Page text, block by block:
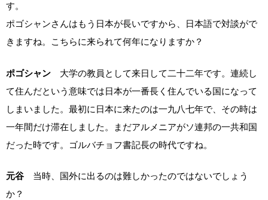
す。
ポゴシャンさんはもう日本が長いですから、日本語で対談がで
きますね。こちらに来られて何年になりますか？
ポゴシャン 大学の教員として来日して二十二年です。連続し
て住んだという意味では日本が一番長く住んでいる国になって
しまいました。最初に日本に来たのは一九八七年で、その時は
一年間だけ滞在しました。まだアルメニアがソ連邦の一共和国
だった時です。ゴルバチョフ書記長の時代ですね。
元谷 当時、国外に出るのは難しかったのではないでしょう
か？